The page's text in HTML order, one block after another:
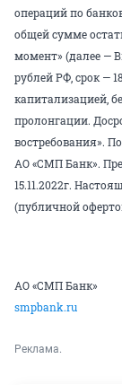
операций по
общей сумме
момент» (далее —
рублей РФ, срок —
капитализацией,
пролонгации.
востребования».
АО «СМП Банк».
15.11.2022г.
(публичной
АО «СМП Банк»
smpbank.ru
Реклама.